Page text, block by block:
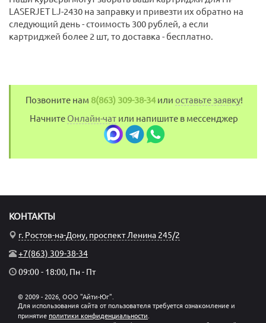
LASERJET LJ-2430 на заправку и привезти их обратно на
следующий день - стоимость 300 рублей, а если
картриджей более 2 шт, то доставка - бесплатно.
Позвоните нам 8(863) 309-38-34или оставьте заявку!
Начните Онлайн-чат или напишите в мессенджер
КОНТАКТЫ
г. Ростов-на-Дону, проспект Ленина 245/2
+7(863) 309-38-34
09:00 - 18:00, Пн - Пт
© 2009 - 2026, ООО "Айти-Юг".
Для использования сайта от пользователя требуется ознакомление и
принятие политики конфиденциальности